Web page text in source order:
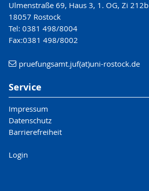
Ulmenstraße 69, Haus 3, 1. OG, Zi 212b
18057 Rostock
Tel: 0381 498/8004
Fax:0381 498/8002
pruefungsamt.juf(at)uni-rostock.de
Service
Impressum
Datenschutz
Barrierefreiheit
Login